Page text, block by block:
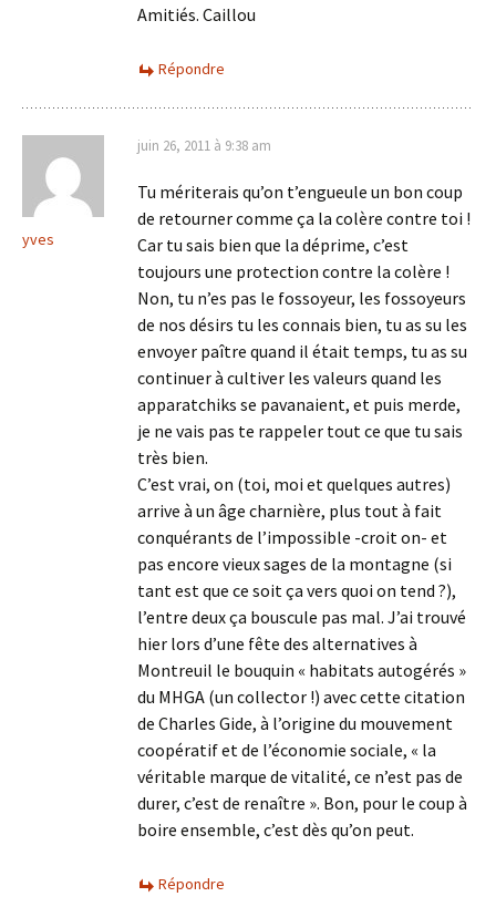
Amitiés. Caillou
Répondre
yves
juin 26, 2011 à 9:38 am
Tu mériterais qu’on t’engueule un bon coup
de retourner comme ça la colère contre toi !
Car tu sais bien que la déprime, c’est
toujours une protection contre la colère !
Non, tu n’es pas le fossoyeur, les fossoyeurs
de nos désirs tu les connais bien, tu as su les
envoyer paître quand il était temps, tu as su
continuer à cultiver les valeurs quand les
apparatchiks se pavanaient, et puis merde,
je ne vais pas te rappeler tout ce que tu sais
très bien.
C’est vrai, on (toi, moi et quelques autres)
arrive à un âge charnière, plus tout à fait
conquérants de l’impossible -croit on- et
pas encore vieux sages de la montagne (si
tant est que ce soit ça vers quoi on tend ?),
l’entre deux ça bouscule pas mal. J’ai trouvé
hier lors d’une fête des alternatives à
Montreuil le bouquin « habitats autogérés »
du MHGA (un collector !) avec cette citation
de Charles Gide, à l’origine du mouvement
coopératif et de l’économie sociale, « la
véritable marque de vitalité, ce n’est pas de
durer, c’est de renaître ». Bon, pour le coup à
boire ensemble, c’est dès qu’on peut.
Répondre